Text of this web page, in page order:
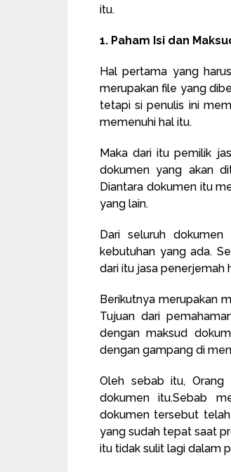
itu.
1. Paham Isi dan
Hal pertama yang
merupakan file yang
tetapi si penulis ini
memenuhi hal itu.
Maka dari itu pemilik
dokumen yang akan
Diantara dokumen itu
yang lain.
Dari seluruh
kebutuhan yang ada.
dari itu jasa penerjemah
Berikutnya merupakan
Tujuan dari
dengan maksud
dengan gampang di
Oleh sebab itu, Orang
dokumen itu.Sebab
dokumen tersebut
yang sudah tepat saat
itu tidak sulit lagi dalam